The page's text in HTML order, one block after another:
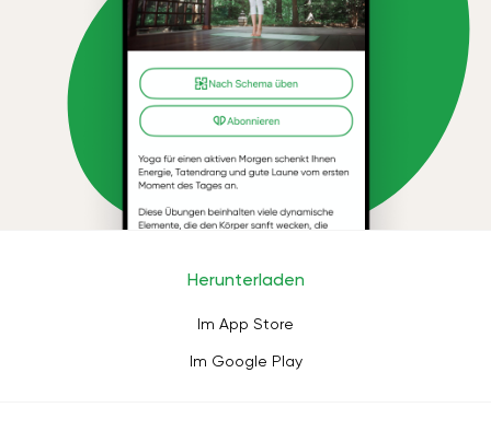
Herunterladen
Im App Store
Im Google Play